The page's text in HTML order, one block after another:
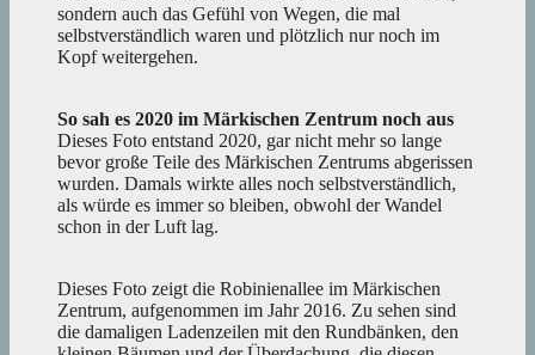
sondern auch das Gefühl von Wegen, die mal
selbstverständlich waren und plötzlich nur noch im
Kopf weitergehen.
So sah es 2020 im Märkischen Zentrum noch aus
Dieses Foto entstand 2020, gar nicht mehr so lange
bevor große Teile des Märkischen Zentrums abgerissen
wurden. Damals wirkte alles noch selbstverständlich,
als würde es immer so bleiben, obwohl der Wandel
schon in der Luft lag.
Dieses Foto zeigt die Robinienallee im Märkischen
Zentrum, aufgenommen im Jahr 2016. Zu sehen sind
die damaligen Ladenzeilen mit den Rundbänken, den